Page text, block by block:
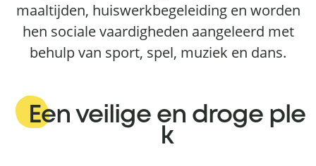
maaltijden, huiswerkbegeleiding en worden
hen sociale vaardigheden aangeleerd met
behulp van sport, spel, muziek en dans.
Een veilige en droge ple
k